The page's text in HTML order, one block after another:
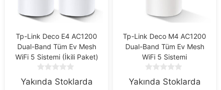
Tp-Link Deco E4 AC1200
Dual-Band Tüm Ev Mesh
WiFi 5 Sistemi (İkili Paket)
o
Yakında Stoklarda
Tp-Link Deco M4 AC1200
Dual-Band Tüm Ev Mesh
WiFi 5 Sistemi
o
Yakında Stoklarda